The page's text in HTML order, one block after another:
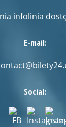
infolinia
E-mail:
Social: